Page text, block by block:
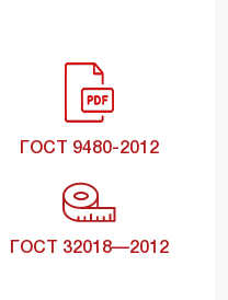
ГОСТ 9480-2012
ГОСТ 32018—2012